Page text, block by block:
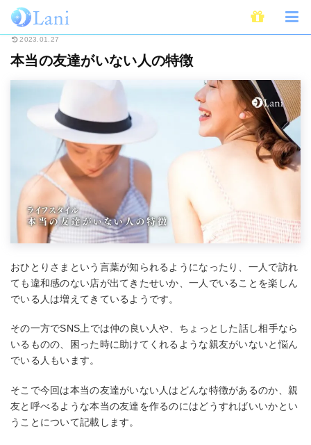
ホーム ライフスタイル
2023.01.27
本当の友達がいない人の特徴
おひとりさまという言葉が知られるようになったり、一人で訪れ
ても違和感のない店が出てきたせいか、一人でいることを楽しん
でいる人は増えてきているようです。
その一方でSNS上では仲の良い人や、ちょっとした話し相手なら
いるものの、困った時に助けてくれるような親友がいないと悩ん
でいる人もいます。
そこで今回は本当の友達がいない人はどんな特徴があるのか、親
友と呼べるような本当の友達を作るのにはどうすればいいかとい
うことについて記載します。